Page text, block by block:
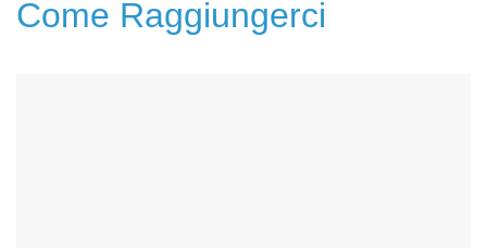
Come Raggiungerci